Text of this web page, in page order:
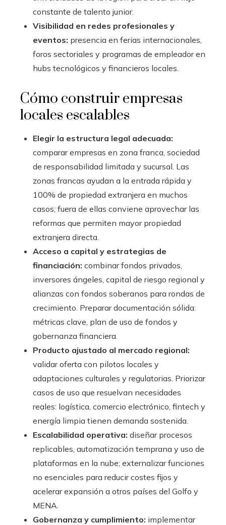
constante de talento junior.
Visibilidad en redes profesionales y
eventos: presencia en ferias internacionales,
foros sectoriales y programas de empleador en
hubs tecnológicos y financieros locales.
Cómo construir empresas
locales escalables
Elegir la estructura legal adecuada:
comparar empresas en zona franca, sociedad
de responsabilidad limitada y sucursal. Las
zonas francas ayudan a la entrada rápida y
100% de propiedad extranjera en muchos
casos; fuera de ellas conviene aprovechar las
reformas que permiten mayor propiedad
extranjera directa.
Acceso a capital y estrategias de
financiación: combinar fondos privados,
inversores ángeles, capital de riesgo regional y
alianzas con fondos soberanos para rondas de
crecimiento. Preparar documentación sólida:
métricas clave, plan de uso de fondos y
gobernanza financiera.
Producto ajustado al mercado regional:
validar oferta con pilotos locales y
adaptaciones culturales y regulatorias. Priorizar
casos de uso que resuelvan necesidades
reales: logística, comercio electrónico, fintech y
energía limpia tienen demanda sostenida.
Escalabilidad operativa: diseñar procesos
replicables, automatización temprana y uso de
plataformas en la nube; externalizar funciones
no esenciales para reducir costes fijos y
acelerar expansión a otros países del Golfo y
MENA.
Gobernanza y cumplimiento: implementar